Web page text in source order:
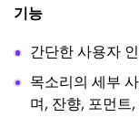
기능
간단한 사용자
목소리의 세부
며, 잔향, 포먼트